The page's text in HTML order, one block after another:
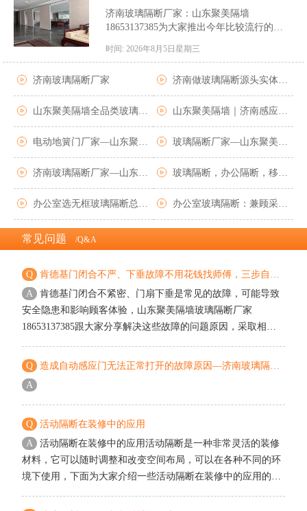
型指南——济南玻璃隔断厂家
济南玻璃隔断厂家：山东聚美隔墙
18653137385为大家推出今年比较流行的三
隔断‌ 主打极简高级感，采用无缝密拼工
双层玻璃隔断‌ 双层中空结构自带隔音隔热
属性，可内置可调百叶帘，自由切换采光与
隐私状态。三、‌可移动式隔断‌ 采用悬挂吊
时可折叠收纳不占空间。
时间: 2026年8月5日星期三
济南玻璃隔断厂家 济南做玻璃隔断源头实体厂家推荐（实地厂房可参观）——山东聚美隔墙
山东聚美隔墙全品类玻璃门款式汇总 山东聚美隔墙｜济南感应玻璃门・智能门禁玻璃门厂家
电动地簧门厂家—山东聚美隔墙 玻璃隔断厂家—山东聚美隔墙
济南玻璃隔断厂家—山东聚美隔墙 玻璃隔断，办公隔断，移动隔断—山东聚美新型材料有限公司
办公室选无框玻璃隔断总踩坑？5个硬核标准帮你避开90%的雷！ 办公室玻璃隔断：兼顾采光与隔音的理性选择——山东聚美隔墙
常见问题 /Q&A
Q
肯德基门闭合不严、下垂故障不用花钱找师傅，三步自己调好
A
肯德基门闭合不紧密、门扇下垂是常见的故障，可能导致
安全隐患和影响顾客体验，山东聚美隔墙玻璃隔断厂家
18653137385跟大家分享解决这些故障的问题原因，采取相应
调、地轴偏移或门体受损引起。
Q
造成自动感应门无法正常打开的故障原因—济南玻璃隔断厂家分享
A
Q
活动隔断在装修中的应用
A
活动隔断在装修中的应用活动隔断是一种非常灵活的装修
材料，它可以随时调整和改变空间布局，可以在各种不同的环
境下使用，下面为大家介绍一些活动隔断在装修中的应用的知